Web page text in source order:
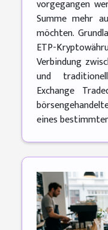
vorgegangen
Summe mehr
möchten.
ETP-
Verbindung
und
Exchange
eines